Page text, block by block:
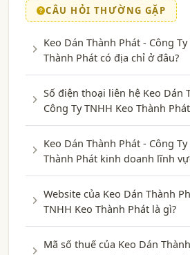
CÂU HỎI THƯỜNG GẶP
Keo Dán Thành Phát - Công Ty
Thành Phát có địa chỉ ở đâu?
Số điện thoại liên hệ Keo Dán
Công Ty TNHH Keo Thành
Keo Dán Thành Phát - Công Ty
Thành Phát kinh doanh lĩnh
Website của Keo Dán Thành
TNHH Keo Thành Phát là gì?
Mã số thuế của Keo Dán